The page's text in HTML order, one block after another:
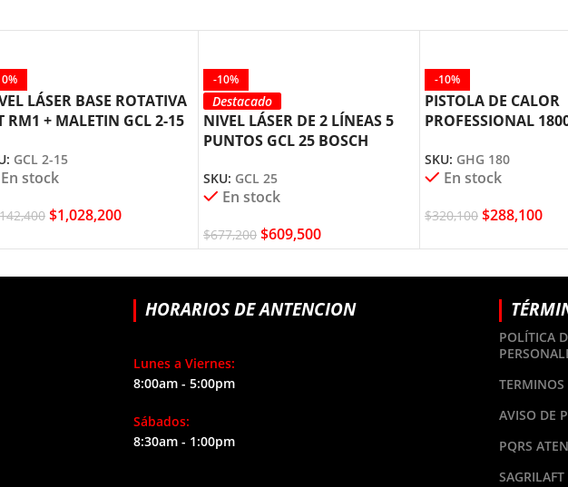
LÁSER BASE ROTATIVA
RM1 + MALETIN GCL 2-15
GCL 2-15
En stock
$1,028,200
-10%
Destacado
NIVEL LÁSER DE 2 LÍNEAS 5
PUNTOS GCL 25 BOSCH
SKU: GCL 25
En stock
$677,200 $609,500
-10%
PISTOLA DE CALOR
PROFESSIONAL
SKU: GHG 180
En stock
$320,100 $288,100
HORARIOS DE ANTENCION
Lunes a Viernes:
8:00am - 5:00pm
Sábados:
8:30am - 1:00pm
POLÍTICA
TERMINOS
AVISO DE
PQRS
SAGRILAFT